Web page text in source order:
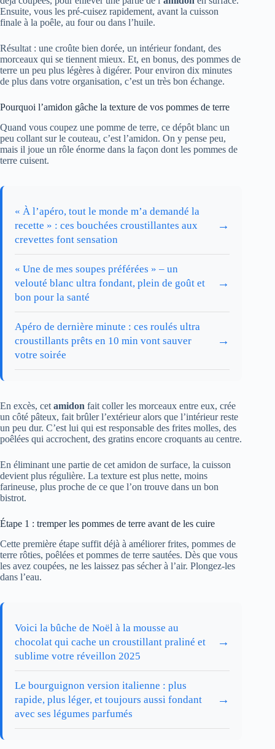
Ensuite, vous les pré‑cuisez rapidement, avant la cuisson
finale à la poêle, au four ou dans l’huile.
Résultat : une croûte bien dorée, un intérieur fondant, des
morceaux qui se tiennent mieux. Et, en bonus, des pommes de
terre un peu plus légères à digérer. Pour environ dix minutes
de plus dans votre organisation, c’est un très bon échange.
Pourquoi l’amidon gâche la texture de vos pommes de terre
Quand vous coupez une pomme de terre, ce dépôt blanc un
peu collant sur le couteau, c’est l’amidon. On y pense peu,
mais il joue un rôle énorme dans la façon dont les pommes de
terre cuisent.
« À l’apéro, tout le monde m’a demandé la
recette » : ces bouchées croustillantes aux
crevettes font sensation
→
« Une de mes soupes préférées » – un
velouté blanc ultra fondant, plein de goût et
bon pour la santé
→
Apéro de dernière minute : ces roulés ultra
croustillants prêts en 10 min vont sauver
votre soirée
→
En excès, cet amidon fait coller les morceaux entre eux, crée
un côté pâteux, fait brûler l’extérieur alors que l’intérieur reste
un peu dur. C’est lui qui est responsable des frites molles, des
poêlées qui accrochent, des gratins encore croquants au centre.
En éliminant une partie de cet amidon de surface, la cuisson
devient plus régulière. La texture est plus nette, moins
farineuse, plus proche de ce que l’on trouve dans un bon
bistrot.
Étape 1 : tremper les pommes de terre avant de les cuire
Cette première étape suffit déjà à améliorer frites, pommes de
terre rôties, poêlées et pommes de terre sautées. Dès que vous
les avez coupées, ne les laissez pas sécher à l’air. Plongez-les
dans l’eau.
Voici la bûche de Noël à la mousse au
chocolat qui cache un croustillant praliné et
sublime votre réveillon 2025
→
Le bourguignon version italienne : plus
rapide, plus léger, et toujours aussi fondant
avec ses légumes parfumés
→